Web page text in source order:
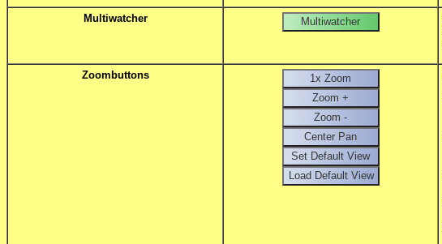
Multiwatcher
Zoombuttons